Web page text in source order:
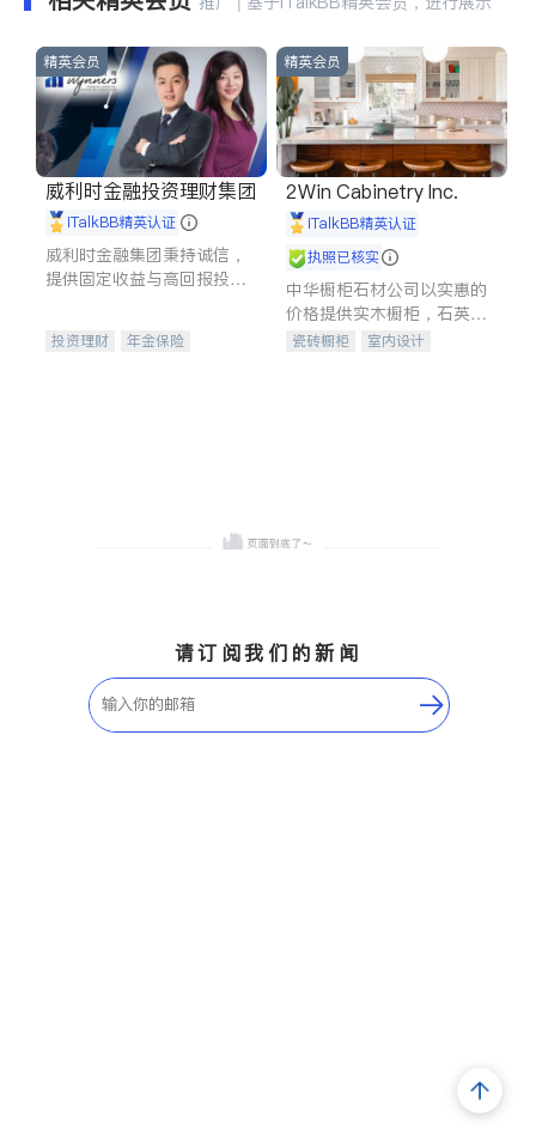
精英会员
威利时金融投资理财集团
iTalkBB精英认证
威利时金融集团秉持诚信，
提供固定收益与高回报投资
合，助力客户实现目标
投资理财
年金保险
精英会员
2Win Cabinetry Inc.
iTalkBB精英认证
执照已核实
中华橱柜石材公司以实惠的
价格提供实木橱柜，石英石
台面，多种优质不锈钢水
瓷砖橱柜
室内设计
请订阅我们的新闻